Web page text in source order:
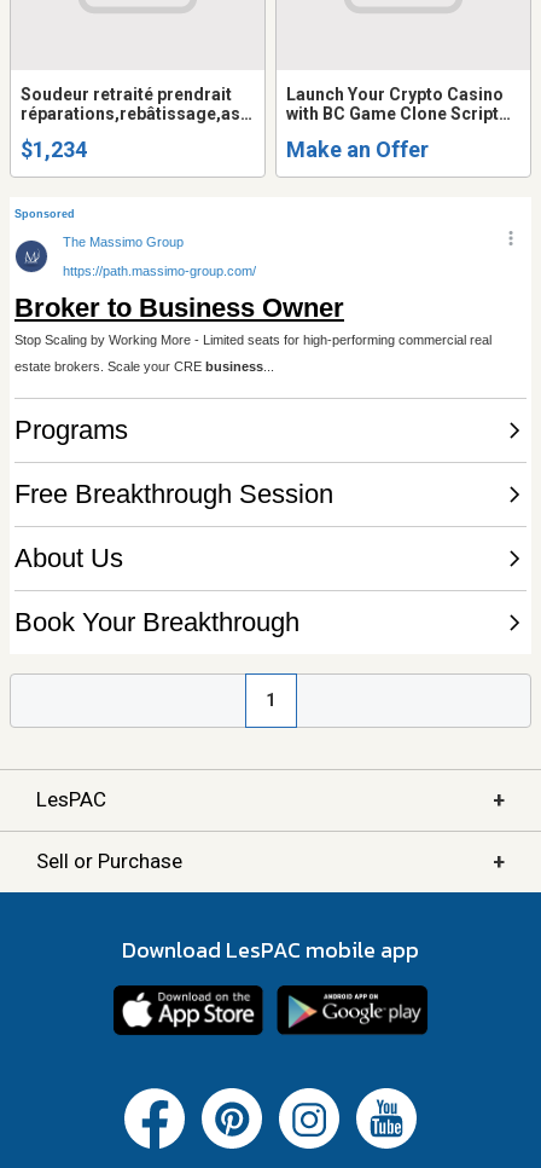
Soudeur retraité prendrait
réparations,rebâtissage,ass
$1,234
Launch Your Crypto Casino
with BC Game Clone Script
Make an Offer
1
LesPAC +
Sell or Purchase +
Download LesPAC mobile app